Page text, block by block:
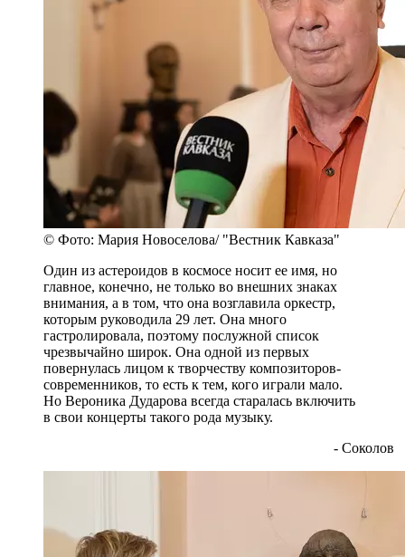
© Фото: Мария Новоселова/ "Вестник Кавказа"
Один из астероидов в космосе носит ее имя, но
главное, конечно, не только во внешних знаках
внимания, а в том, что она возглавила оркестр,
которым руководила 29 лет. Она много
гастролировала, поэтому послужной список
чрезвычайно широк. Она одной из первых
повернулась лицом к творчеству композиторов-
современников, то есть к тем, кого играли мало.
Но Вероника Дударова всегда старалась включить
в свои концерты такого рода музыку.
- Соколов